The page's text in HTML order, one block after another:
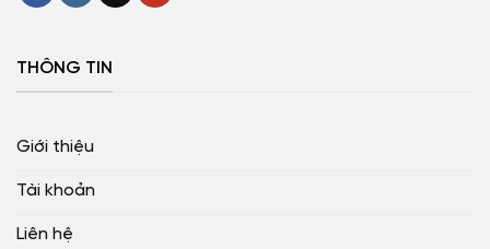
THÔNG TIN
Giới thiệu
Tài khoản
Liên hệ